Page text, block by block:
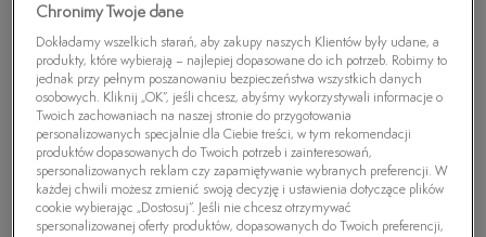
Chronimy Twoje dane
Dokładamy wszelkich starań, aby zakupy naszych Klientów były udane, a
produkty, które wybierają – najlepiej dopasowane do ich potrzeb. Robimy to
jednak przy pełnym poszanowaniu bezpieczeństwa wszystkich danych
osobowych. Kliknij „OK”, jeśli chcesz, abyśmy wykorzystywali informacje o
Twoich zachowaniach na naszej stronie do przygotowania
personalizowanych specjalnie dla Ciebie treści, w tym rekomendacji
produktów dopasowanych do Twoich potrzeb i zainteresowań,
spersonalizowanych reklam czy zapamiętywanie wybranych preferencji. W
każdej chwili możesz zmienić swoją decyzję i ustawienia dotyczące plików
cookie wybierając „Dostosuj”. Jeśli nie chcesz otrzymywać
spersonalizowanej oferty produktów, dopasowanych do Twoich preferencji,